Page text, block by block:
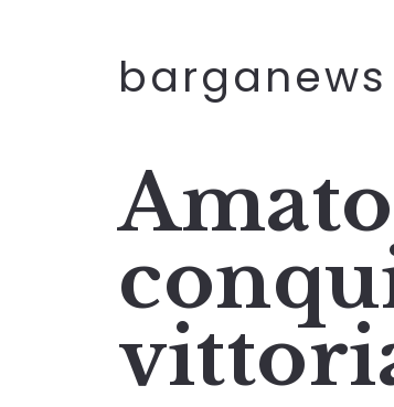
barganews